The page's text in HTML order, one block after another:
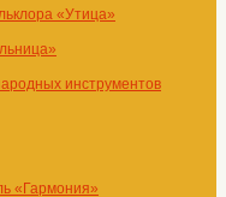
«Утица»
инструментов
«Гармония»